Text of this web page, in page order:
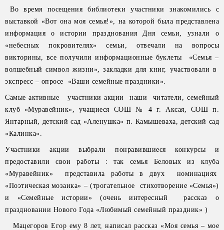
Во время посещения библиотеки участники знакомились с
выставкой «Вот она моя семья!», на которой была представлена
информация о истории празднования Дня семьи, узнали о
«небесных покровителях» семьи, отвечали на вопросы
викторины, все получили информационные буклеты «Семья –
волшебный символ жизни», закладки для книг, участвовали в
экспресс – опросе «Ваши семейные праздники».
Самые активные участники акции наши читатели, семейный
клуб «Муравейник», учащиеся СОШ № 4 г. Аксая, СОШ п.
Янтарный, детский сад «Аленушка» п. Камышеваха, детский сад
«Калинка».
Участники акции выбрали понравившиеся конкурсы и
предоставили свои работы : так семья Беловых из клуба
«Муравейник» представила работы в двух номинациях
«Поэтическая мозаика» – (трогательное стихотворение «Семья»)
и «Семейные истории» (очень интересный рассказ о
праздновании Нового Года «Любимый семейный праздник» )
Мацегоров Егор ему 8 лет, написал рассказ «Моя семья – мое